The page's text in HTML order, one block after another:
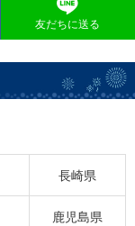
友だちに送る
長崎県
鹿児島県